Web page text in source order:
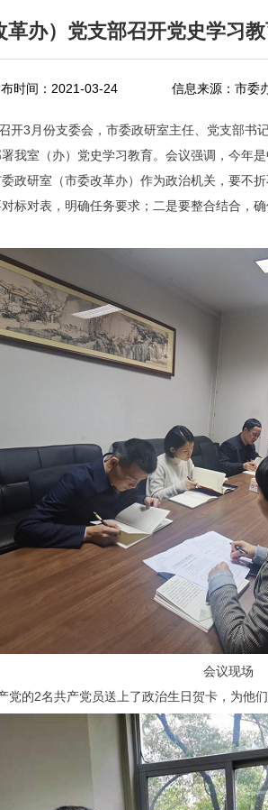
办）党支部召开党史学习
时间：2021-03-24 信息来源：市委
3月份支委会，市委政研室主任、党支部书
我室（办）党史学习教育。会议强调，今年
政研室（市委改革办）作为政治机关，要不
标对表，明确任务要求；二是要整合结合，
会议现场
的2名共产党员送上了政治生日贺卡，为他们